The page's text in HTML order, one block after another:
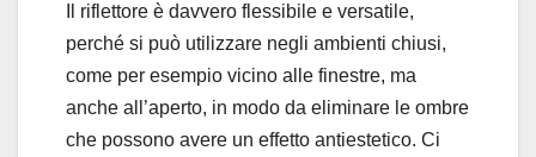
Il riflettore è davvero flessibile e versatile,
perché si può utilizzare negli ambienti chiusi,
come per esempio vicino alle finestre, ma
anche all’aperto, in modo da eliminare le ombre
che possono avere un effetto antiestetico. Ci